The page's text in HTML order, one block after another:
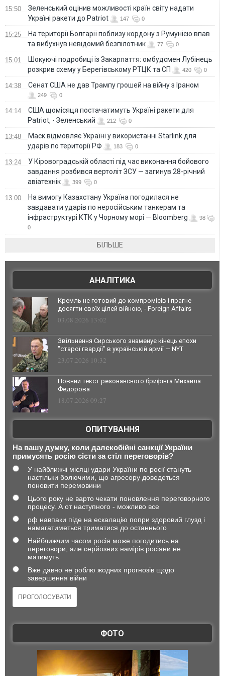
15:50
Зеленський оцінив можливості країн світу надати
Україні ракети до Patriot
147 0
15:25
На території Болгарії поблизу кордону з Румунією впав
та вибухнув невідомий безпілотник
77 0
15:01
Шокуючі подробиці із Закарпаття: омбудсмен Лубінець
розкрив схему у Берегівському РТЦК та СП
420 0
14:38 Сенат США не дав Трампу грошей на війну з Іраном
249 0
14:14
США щомісяця постачатимуть Україні ракети для
Patriot, - Зеленський
212 0
13:48
Маск відмовляє Україні у використанні Starlink для
ударів по території РФ
183 0
13:24
У Кіровоградській області під час виконання бойового
завдання розбився вертоліт ЗСУ — загинув 28-річний
авіатехнік
399 0
13:00
На вимогу Казахстану Україна погодилася не
завдавати ударів по неросійським танкерам та
інфраструктурі КТК у Чорному морі — Bloomberg
98
0
БІЛЬШЕ
АНАЛІТИКА
Кремль не готовий до компромісів і прагне
досягти своїх цілей війною, - Foreign Affairs
03.08.2026 13:02
Звільнення Сирського знаменує кінець епохи
"старої гвардії" в українській армії — NYT
23.07.2026 10:32
Повний текст резонансного брифінга Михайла
Федорова
18.07.2026 09:27
ОПИТУВАННЯ
На вашу думку, коли далекобійні санкції України
примусять росію сісти за стіл переговорів?
У найближчі місяці удари України по росії стануть
настільки болючими, що агресору доведеться
поновити перемовини
Цього року не варто чекати поновлення переговорного
процесу. А от наступного - можливо все
рф навпаки піде на ескалацію попри здоровий глузд і
намагатиметься триматися до останнього
Найближчим часом росія може погодитись на
переговори, але серйозних намірів росіяни не
матимуть
Вже давно не роблю жодних прогнозів щодо
завершення війни
ФОТО